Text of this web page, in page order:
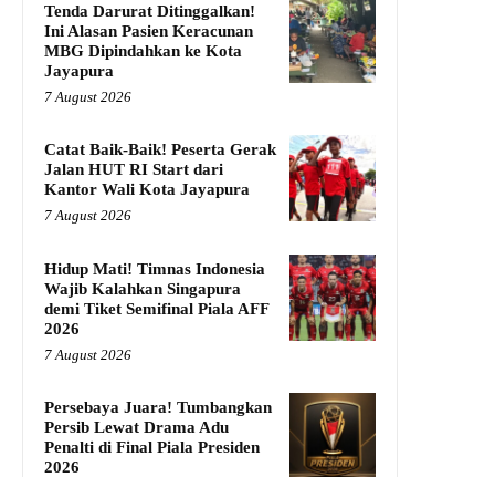
Tenda Darurat Ditinggalkan!
Ini Alasan Pasien Keracunan
MBG Dipindahkan ke Kota
Jayapura
7 August 2026
Catat Baik-Baik! Peserta Gerak
Jalan HUT RI Start dari
Kantor Wali Kota Jayapura
7 August 2026
Hidup Mati! Timnas Indonesia
Wajib Kalahkan Singapura
demi Tiket Semifinal Piala AFF
2026
7 August 2026
Persebaya Juara! Tumbangkan
Persib Lewat Drama Adu
Penalti di Final Piala Presiden
2026